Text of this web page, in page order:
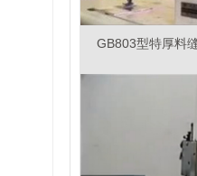
GB803型特厚料